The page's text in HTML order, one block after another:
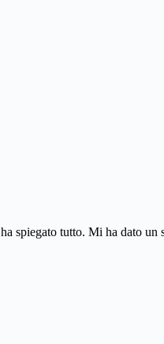
spiegato tutto. Mi ha dato